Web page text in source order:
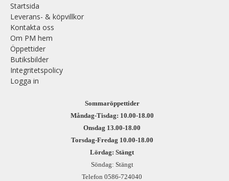
Startsida
Leverans- & köpvillkor
Kontakta oss
Om PM hem
Öppettider
Butiksbilder
Integritetspolicy
Logga in
Sommaröppettider
Måndag-Tisdag: 10.00-18.00
Onsdag 13.00-18.00
Torsdag-Fredag 10.00-18.00
Lördag: Stängt
Söndag: Stängt
Telefon 0586-724040